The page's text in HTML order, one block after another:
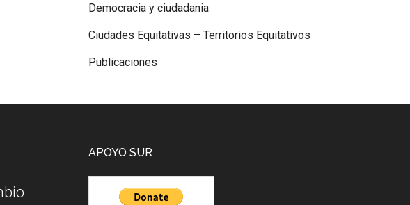
Democracia y ciudadania
Ciudades Equitativas – Territorios Equitativos
Publicaciones
APOYO SUR